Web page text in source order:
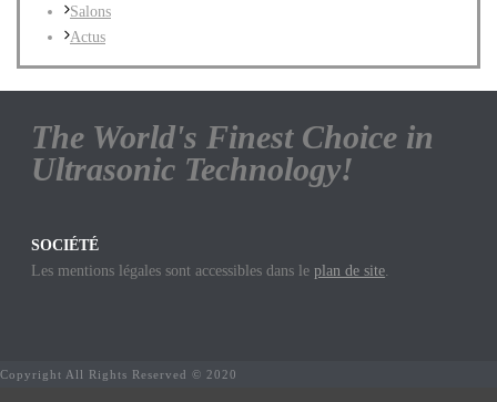
Salons
Actus
The World's Finest Choice in
Ultrasonic Technology!
SOCIÉTÉ
Les mentions légales sont accessibles dans leplan de site.
Copyright All Rights Reserved © 2020